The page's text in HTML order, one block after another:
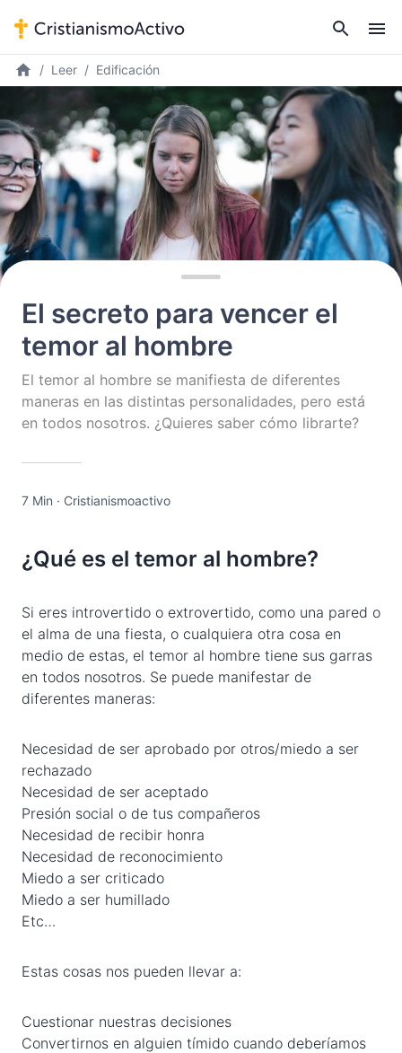
Leer Edificación
El secreto para vencer el
temor al hombre
El temor al hombre se manifiesta de diferentes
maneras en las distintas personalidades, pero está
en todos nosotros. ¿Quieres saber cómo librarte?
7 Min · Cristianismoactivo
¿Qué es el temor al hombre?
Si eres introvertido o extrovertido, como una pared o
el alma de una fiesta, o cualquiera otra cosa en
medio de estas, el temor al hombre tiene sus garras
en todos nosotros. Se puede manifestar de
diferentes maneras:
Necesidad de ser aprobado por otros/miedo a ser
rechazado
Necesidad de ser aceptado
Presión social o de tus compañeros
Necesidad de recibir honra
Necesidad de reconocimiento
Miedo a ser criticado
Miedo a ser humillado
Etc…
Estas cosas nos pueden llevar a:
Cuestionar nuestras decisiones
Convertirnos en alguien tímido cuando deberíamos